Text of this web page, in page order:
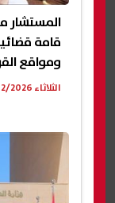
المستشار
قامة
ومواقع
الثلاثاء 10/02/2026 07:05 م